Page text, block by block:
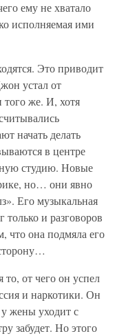
ему не хватало
исполняемая ими
Это приводит
устал от
того же. И, хотя
начать делать
в центре
студию. Новые
но… они явно
Его музыкальная
только и разговоров
что она подмяла его
от чего он успел
и наркотики. Он
жены уходит с
забудет. Но этого